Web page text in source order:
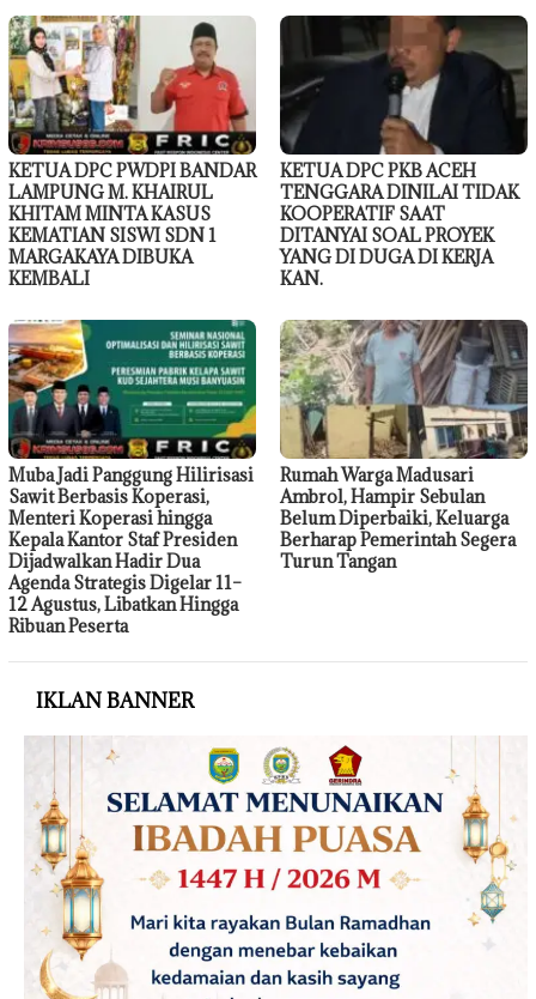
KETUA DPC PWDPI BANDAR
LAMPUNG M. KHAIRUL
KHITAM MINTA KASUS
KEMATIAN SISWI SDN 1
MARGAKAYA DIBUKA
KEMBALI
KETUA DPC PKB ACEH
TENGGARA DINILAI TIDAK
KOOPERATIF SAAT
DITANYAI SOAL PROYEK
YANG DI DUGA DI KERJA
KAN.
Muba Jadi Panggung Hilirisasi
Sawit Berbasis Koperasi,
Menteri Koperasi hingga
Kepala Kantor Staf Presiden
Dijadwalkan Hadir Dua
Agenda Strategis Digelar 11–
12 Agustus, Libatkan Hingga
Ribuan Peserta
Rumah Warga Madusari
Ambrol, Hampir Sebulan
Belum Diperbaiki, Keluarga
Berharap Pemerintah Segera
Turun Tangan
IKLAN BANNER